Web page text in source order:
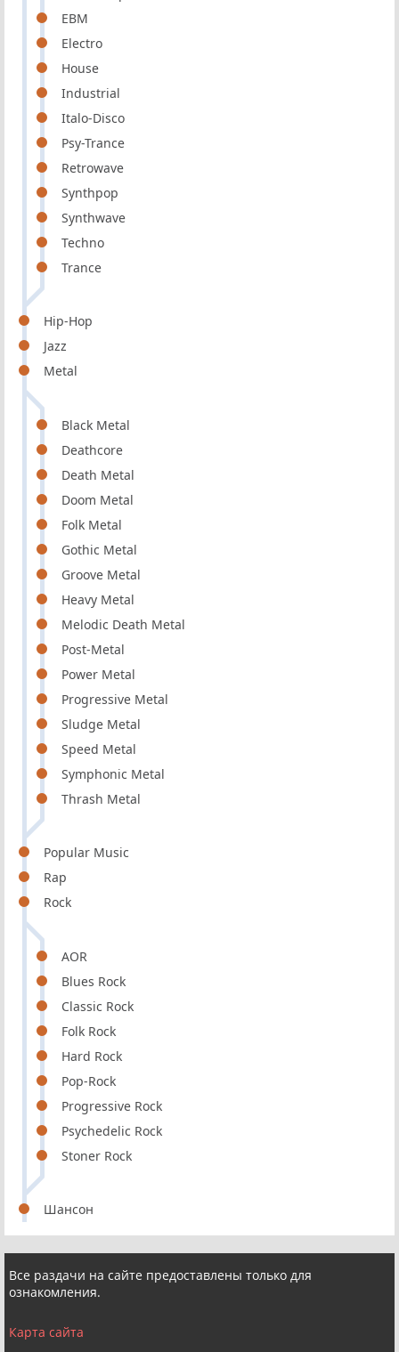
EBM
Electro
House
Industrial
Italo-Disco
Psy-Trance
Retrowave
Synthpop
Synthwave
Techno
Trance
Hip-Hop
Jazz
Metal
Black Metal
Deathcore
Death Metal
Doom Metal
Folk Metal
Gothic Metal
Groove Metal
Heavy Metal
Melodic Death Metal
Post-Metal
Power Metal
Progressive Metal
Sludge Metal
Speed Metal
Symphonic Metal
Thrash Metal
Popular Music
Rap
Rock
AOR
Blues Rock
Classic Rock
Folk Rock
Hard Rock
Pop-Rock
Progressive Rock
Psychedelic Rock
Stoner Rock
Шансон
Все раздачи на сайте предоставлены только для
ознакомления.
Карта сайта